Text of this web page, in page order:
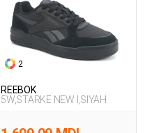
2
REEBOK
5W,STARKE NEW I,SIYAH